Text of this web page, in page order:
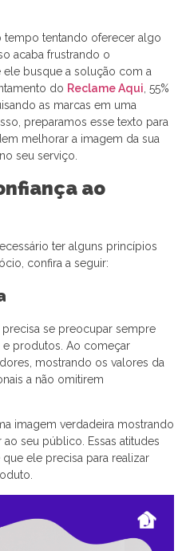
tempo tentando oferecer algo
acaba frustrando o
busque a solução com a
do Reclame Aqui , 55%
as marcas em uma
preparamos esse texto para
melhorar a imagem da sua
seu serviço.
ao
ter alguns princípios
confira a seguir:
se preocupar sempre
produtos. Ao começar
mostrando os valores da
a não omitirem
imagem verdadeira mostrando
seu público. Essas atitudes
ele precisa para realizar